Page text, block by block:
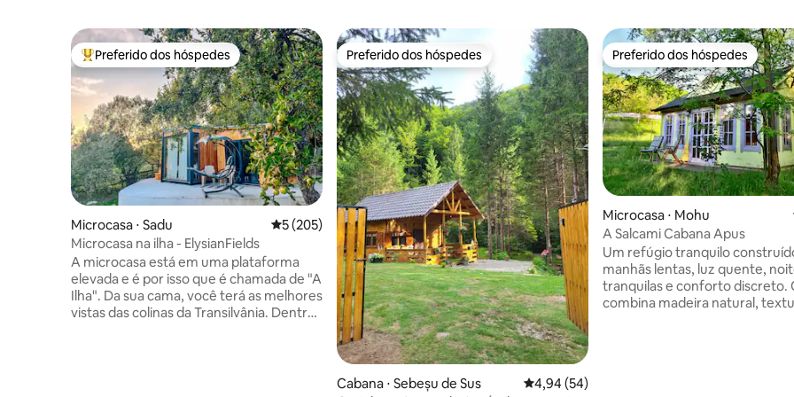
Entre os melhores preferidos dos hóspedes
Preferido dos hóspedes
Microcasa ⋅ Sadu 5 de uma avaliação média de 5, 205 avaliações
5 (205)
Microcasa na ilha - ElysianFields
A microcasa está em uma plataforma
elevada e é por isso que é chamada de "A
Ilha". Da sua cama, você terá as melhores
vistas das colinas da Transilvânia. Dentro
Preferido dos hóspedes
Preferido dos hóspedes
Cabana ⋅ Sebeșu de Sus 4,94 de uma avaliação média de 5, 54
4,94 (54)
Preferido dos hóspedes
Preferido dos hóspedes
Microcasa ⋅ Mohu
A Salcami Cabana Apus
Um refúgio tranquilo
manhãs lentas, luz quente,
tranquilas e conforto discreto.
combina madeira natural,